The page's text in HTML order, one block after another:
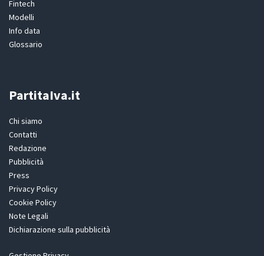
Fintech
Modelli
Info data
Glossario
PartitaIva.it
Chi siamo
Contatti
Redazione
Pubblicità
Press
Privacy Policy
Cookie Policy
Note Legali
Dichiarazione sulla pubblicità